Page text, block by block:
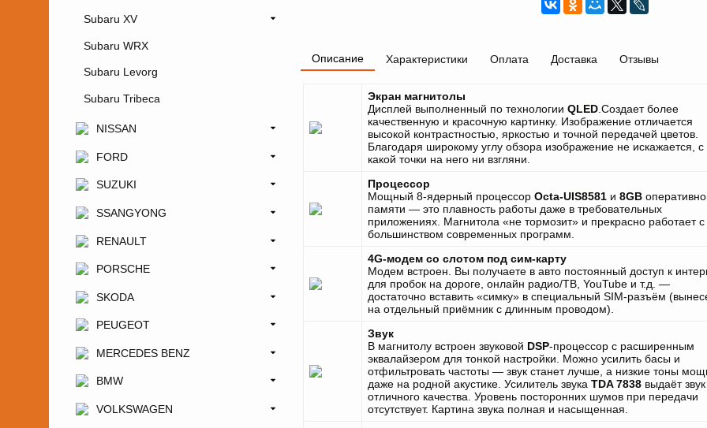
Описание
Экран магнитолы
Дисплей выполненный по технологии QLED .Создает более
качественную и красочную картинку. Изображение отличается
высокой контрастностью, яркостью и точной передачей цветов.
Благодаря широкому углу обзора изображение не искажается, с
какой точки на него ни взгляни.
Процессор
Мощный 8-ядерный процессор Octa-UIS8581 и 8GB
памяти — это плавность работы даже в требовательных
приложениях. Магнитола «не тормозит» и прекрасно работает с
большинством современных программ.
4G-модем со слотом под сим-карту
Модем встроен. Вы получаете в авто постоянный доступ к
для пробок на дороге, онлайн радио/ТВ, YouTube и т.д. —
достаточно вставить «симку» в специальный SIM-разъём
на отдельный приёмник с длинным проводом).
Звук
В магнитолу встроен звуковой DSP-процессор с расширенным
эквалайзером для тонкой настройки. Можно усилить басы и
отфильтровать частоты — звук станет лучше, а низкие тоны
даже на родной акустике. Усилитель звука TDA 7838 выдаёт звук
отличного качества. Уровень посторонних шумов при передачи
отсутствует. Картина звука полная и насыщенная.
Характеристики Оплата Доставка Отзывы
Subaru XV
Subaru WRX
Subaru Levorg
Subaru Tribeca
NISSAN
FORD
SUZUKI
SSANGYONG
RENAULT
PORSCHE
SKODA
PEUGEOT
MERCEDES BENZ
BMW
VOLKSWAGEN